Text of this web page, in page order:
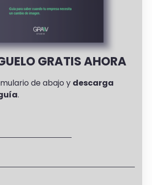
GRATIS AHORA
de abajo y descarga
.